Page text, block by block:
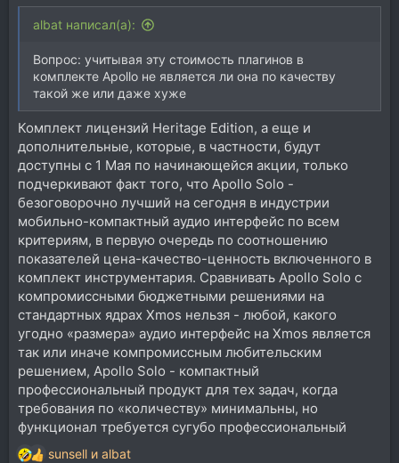
albat написал(а):
Вопрос: учитывая эту стоимость плагинов в
комплекте Apollo не является ли она по качеству
такой же или даже хуже
Комплект лицензий Heritage Edition, а еще и
дополнительные, которые, в частности, будут
доступны с 1 Мая по начинающейся акции, только
подчеркивают факт того, что Apollo Solo -
безоговорочно лучший на сегодня в индустрии
мобильно-компактный аудио интерфейс по всем
критериям, в первую очередь по соотношению
показателей цена-качество-ценность включенного в
комплект инструментария. Сравнивать Apollo Solo с
компромиссными бюджетными решениями на
стандартных ядрах Xmos нельзя - любой, какого
угодно «размера» аудио интерфейс на Xmos является
так или иначе компромиссным любительским
решением, Apollo Solo - компактный
профессиональный продукт для тех задач, когда
требования по «количеству» минимальны, но
функционал требуется сугубо профессиональный
sunsell и albat